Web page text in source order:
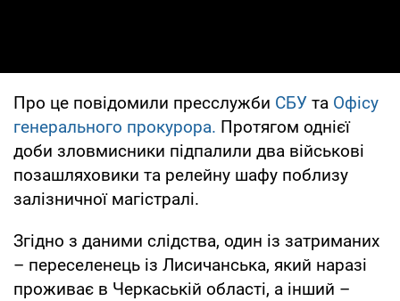
Про це повідомили пресслужби СБУ та Офісу
генерального прокурора. Протягом однієї
доби зловмисники підпалили два військові
позашляховики та релейну шафу поблизу
залізничної магістралі.
Згідно з даними слідства, один із затриманих
– переселенець із Лисичанська, який наразі
проживає в Черкаській області, а інший –